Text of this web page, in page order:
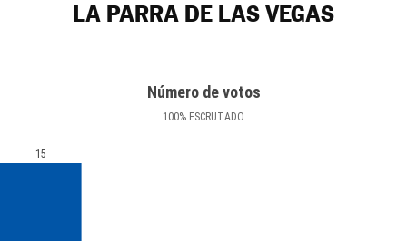
LA PARRA DE LAS VEGAS
Número de votos
100% ESCRUTADO
15